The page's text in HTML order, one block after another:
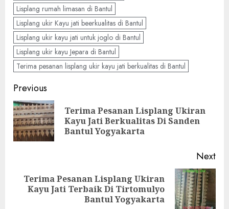
Lisplang rumah limasan di Bantul
Lisplang ukir Kayu jati beerkualitas di Bantul
Lisplang ukir kayu jati untuk joglo di Bantul
Lisplang ukir kayu Jepara di Bantul
Terima pesanan lisplang ukir kayu jati berkualitas di Bantul
Previous
Terima Pesanan Lisplang Ukiran
Kayu Jati Berkualitas Di Sanden
Bantul Yogyakarta
Next
Terima Pesanan Lisplang Ukiran
Kayu Jati Terbaik Di Tirtomulyo
Bantul Yogyakarta